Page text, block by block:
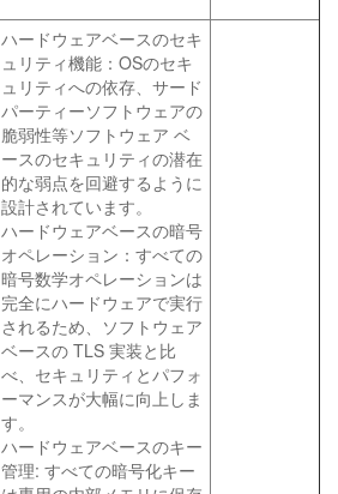
ハードウェアベースのセキ
ュリティ機能：OSのセキ
ュリティへの依存、サード
パーティーソフトウェアの
脆弱性等ソフトウェア ベ
ースのセキュリティの潜在
的な弱点を回避するように
設計されています。
ハードウェアベースの暗号
オペレーション：すべての
暗号数学オペレーションは
完全にハードウェアで実行
されるため、ソフトウェア
ベースの TLS 実装と比
べ、セキュリティとパフォ
ーマンスが大幅に向上しま
す。
ハードウェアベースのキー
管理: すべての暗号化キー